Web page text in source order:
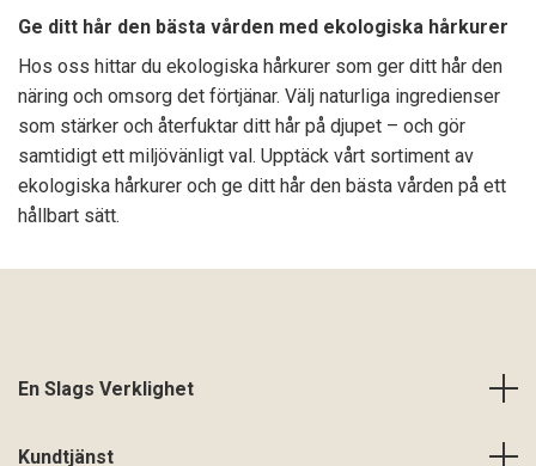
Ge ditt hår den bästa vården med ekologiska hårkurer
Hos oss hittar du ekologiska hårkurer som ger ditt hår den
näring och omsorg det förtjänar. Välj naturliga ingredienser
som stärker och återfuktar ditt hår på djupet – och gör
samtidigt ett miljövänligt val. Upptäck vårt sortiment av
ekologiska hårkurer och ge ditt hår den bästa vården på ett
hållbart sätt.
En Slags Verklighet
Kundtjänst